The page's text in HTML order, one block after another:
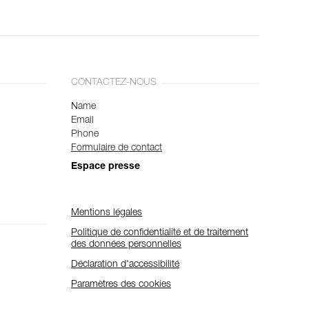
CONTACTEZ-NOUS
Name
Email
Phone
Formulaire de contact
Espace presse
Mentions légales
Politique de confidentialité et de traitement
des données personnelles
Déclaration d'accessibilité
Paramètres des cookies